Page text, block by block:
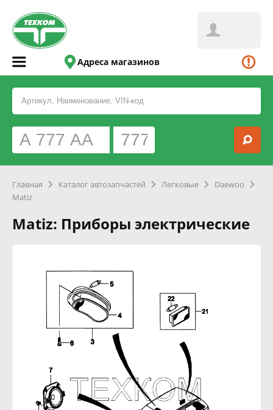
Адреса магазинов
Главная Каталог автозапчастей Легковые
Daewoo
Matiz
Matiz: Приборы электрические